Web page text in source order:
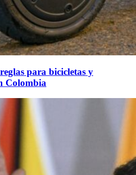
para bicicletas y
Colombia